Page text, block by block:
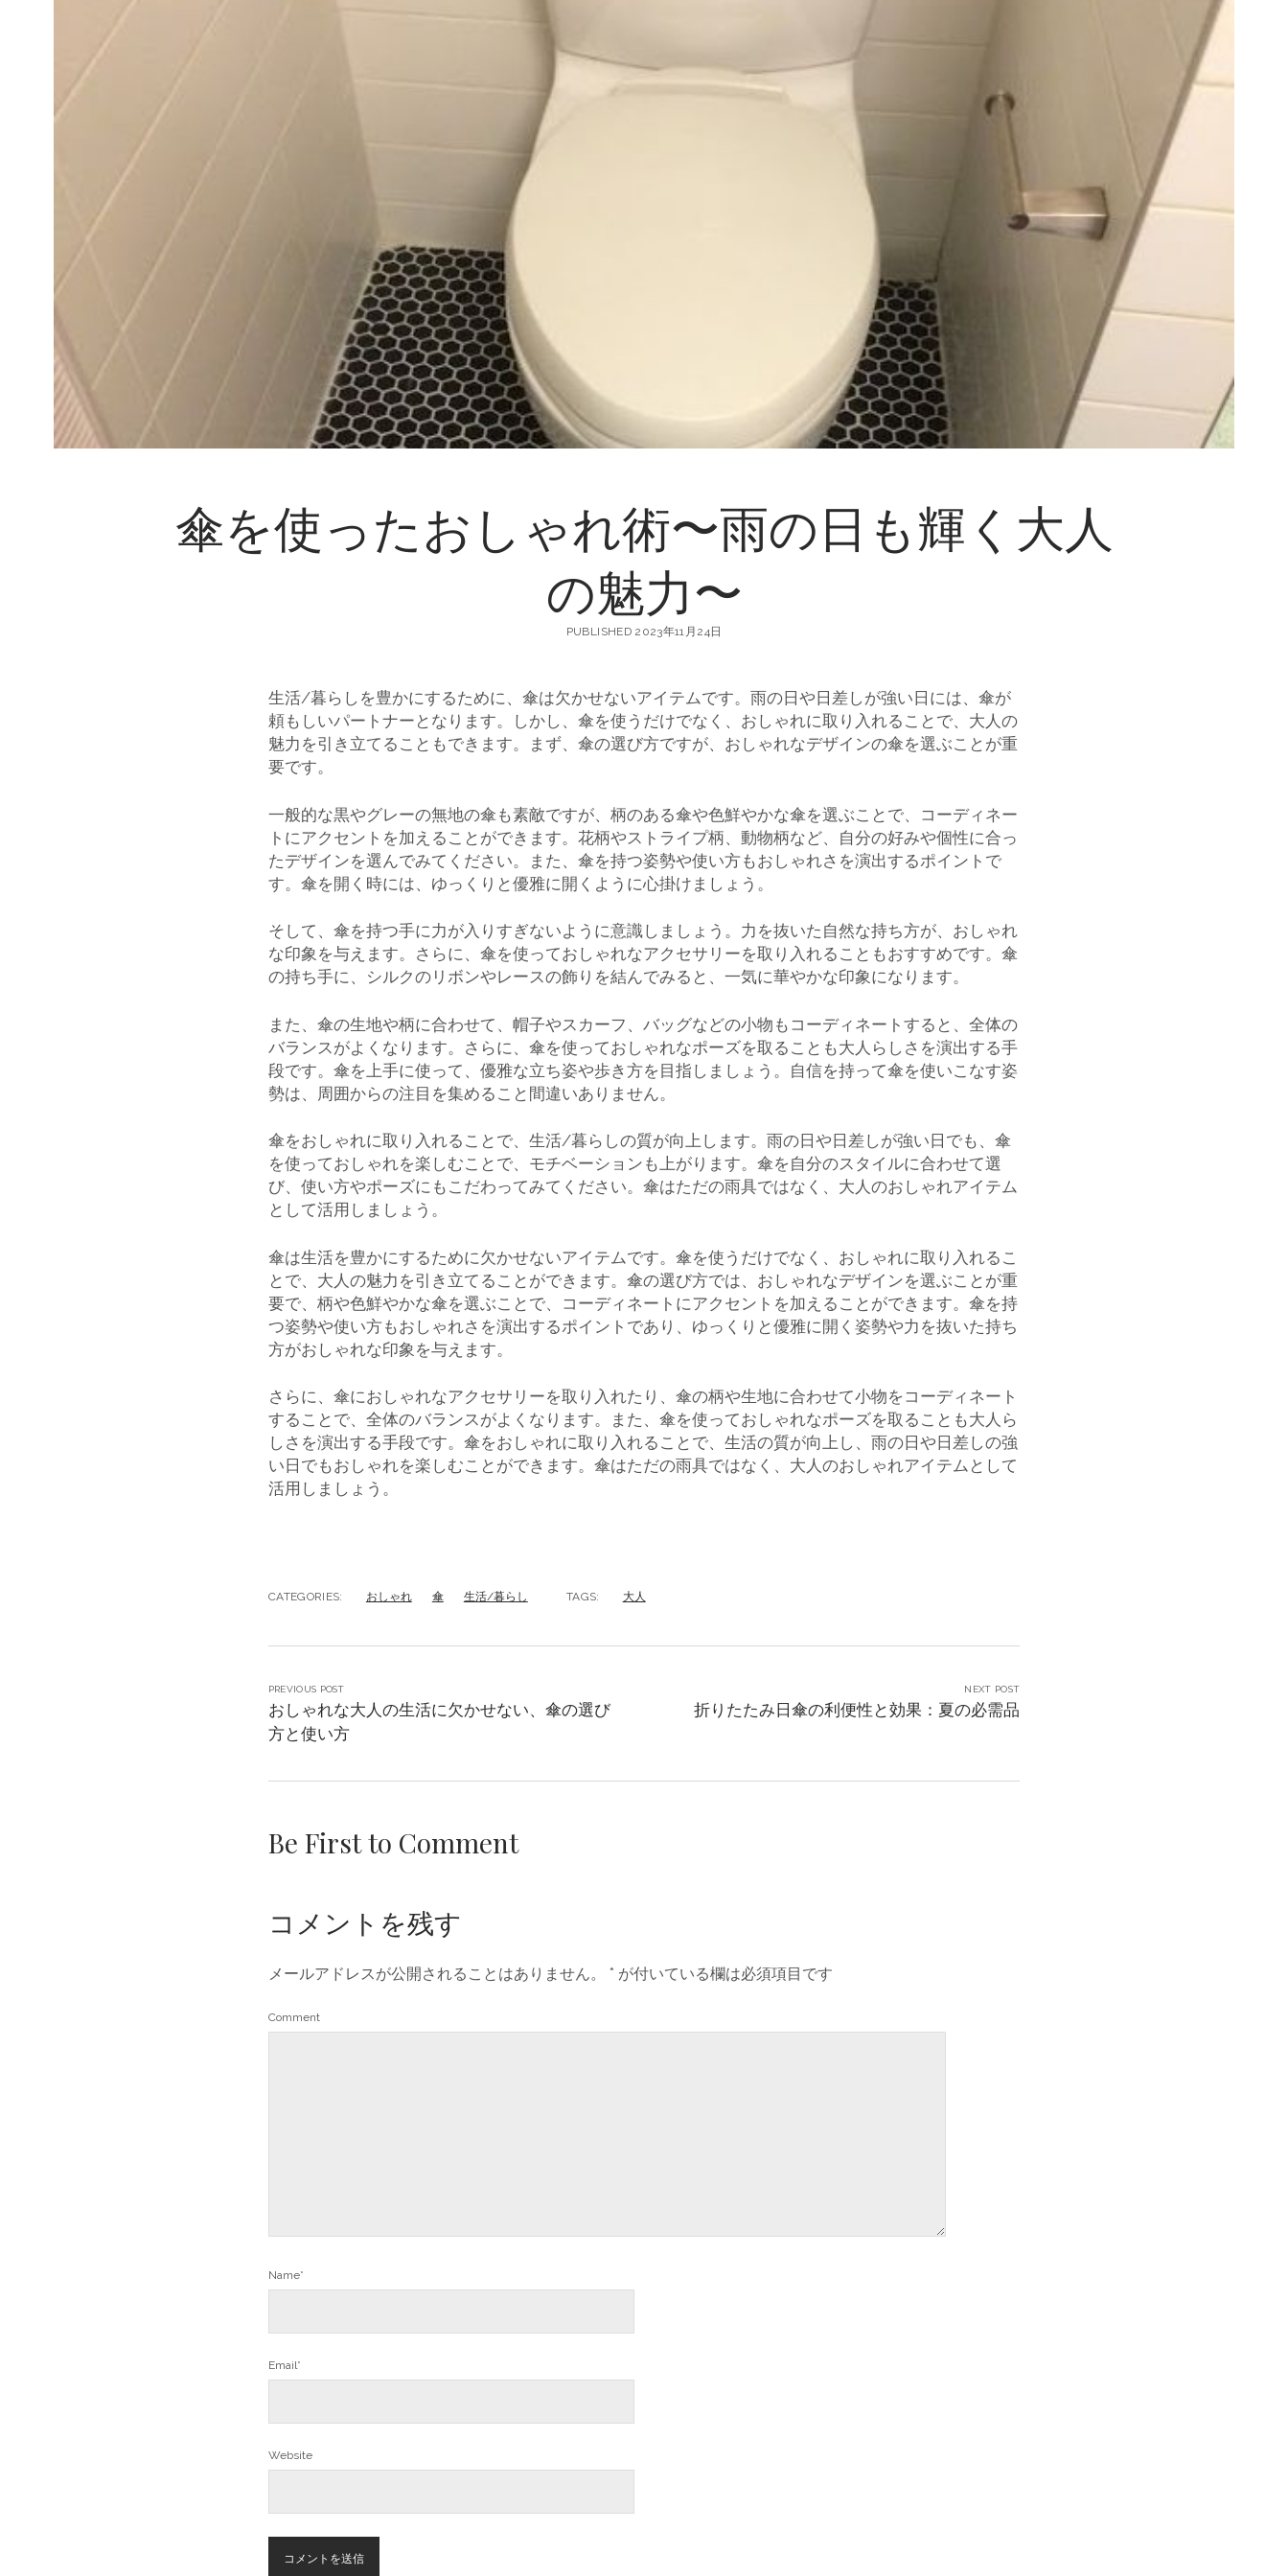
傘を使ったおしゃれ術〜雨の日も輝く大人
の魅力〜
PUBLISHED 2023年11月24日
生活/暮らしを豊かにするために、傘は欠かせないアイテムです。 雨の日や日差しが強い日には、傘が
頼もしいパートナーとなります。しかし、傘を使うだけでなく、おしゃれに取り入れることで、大人の
魅力を引き立てることもできます。まず、傘の選び方ですが、おしゃれなデザインの傘を選ぶことが重
要です。
一般的な黒やグレーの無地の傘も素敵ですが、柄のある傘や色鮮やかな傘を選ぶことで、コーディネー
トにアクセントを加えることができます。花柄やストライプ柄、動物柄など、自分の好みや個性に合っ
たデザインを選んでみてください。また、傘を持つ姿勢や使い方もおしゃれさを演出するポイントで
す。傘を開く時には、ゆっくりと優雅に開くように心掛けましょう。
そして、傘を持つ手に力が入りすぎないように意識しましょう。力を抜いた自然な持ち方が、おしゃれ
な印象を与えます。さらに、傘を使っておしゃれなアクセサリーを取り入れることもおすすめです。傘
の持ち手に、シルクのリボンやレースの飾りを結んでみると、一気に華やかな印象になります。
また、傘の生地や柄に合わせて、帽子やスカーフ、バッグなどの小物もコーディネートすると、全体の
バランスがよくなります。さらに、傘を使っておしゃれなポーズを取ることも大人らしさを演出する手
段です。傘を上手に使って、優雅な立ち姿や歩き方を目指しましょう。自信を持って傘を使いこなす姿
勢は、周囲からの注目を集めること間違いありません。
傘をおしゃれに取り入れることで、生活/暮らしの質が向上します。雨の日や日差しが強い日でも、傘
を使っておしゃれを楽しむことで、モチベーションも上がります。傘を自分のスタイルに合わせて選
び、使い方やポーズにもこだわってみてください。傘はただの雨具ではなく、大人のおしゃれアイテム
として活用しましょう。
傘は生活を豊かにするために欠かせないアイテムです。傘を使うだけでなく、おしゃれに取り入れるこ
とで、大人の魅力を引き立てることができます。傘の選び方では、おしゃれなデザインを選ぶことが重
要で、柄や色鮮やかな傘を選ぶことで、コーディネートにアクセントを加えることができます。傘を持
つ姿勢や使い方もおしゃれさを演出するポイントであり、ゆっくりと優雅に開く姿勢や力を抜いた持ち
方がおしゃれな印象を与えます。
さらに、傘におしゃれなアクセサリーを取り入れたり、傘の柄や生地に合わせて小物をコーディネート
することで、全体のバランスがよくなります。また、傘を使っておしゃれなポーズを取ることも大人ら
しさを演出する手段です。傘をおしゃれに取り入れることで、生活の質が向上し、雨の日や日差しの強
い日でもおしゃれを楽しむことができます。傘はただの雨具ではなく、大人のおしゃれアイテムとして
活用しましょう。
CATEGORIES: おしゃれ 傘 生活/暮らし TAGS: 大人
PREVIOUS POST
おしゃれな大人の生活に欠かせない、傘の選び
方と使い方
NEXT POST
折りたたみ日傘の利便性と効果：夏の必需品
Be First to Comment
コメントを残す
メールアドレスが公開されることはありません。 * が付いている欄は必須項目です
Comment
Name*
Email*
Website